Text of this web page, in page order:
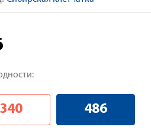
340 486